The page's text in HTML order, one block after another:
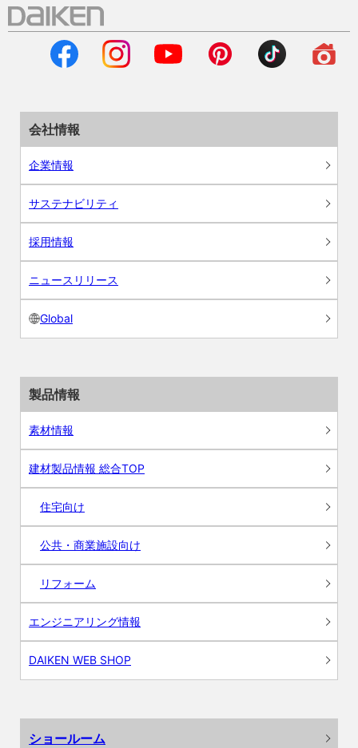
会社情報
企業情報
サステナビリティ
採用情報
ニュースリリース
Global
製品情報
素材情報
建材製品情報 総合TOP
住宅向け
公共・商業施設向け
リフォーム
エンジニアリング情報
DAIKEN WEB SHOP
ショールーム